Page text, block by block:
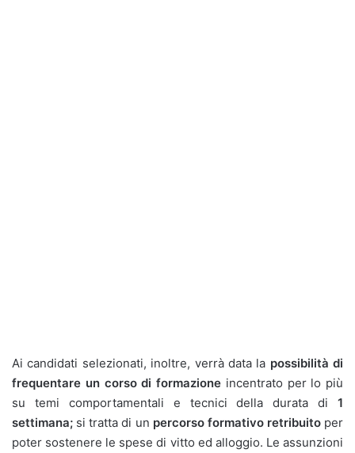
Ai candidati selezionati, inoltre, verrà data la possibilità di
frequentare un corso di formazione incentrato per lo più
su temi comportamentali e tecnici della durata di 1
settimana; si tratta di un percorso formativo retribuitoper
poter sostenere le spese di vitto ed alloggio. Le assunzioni